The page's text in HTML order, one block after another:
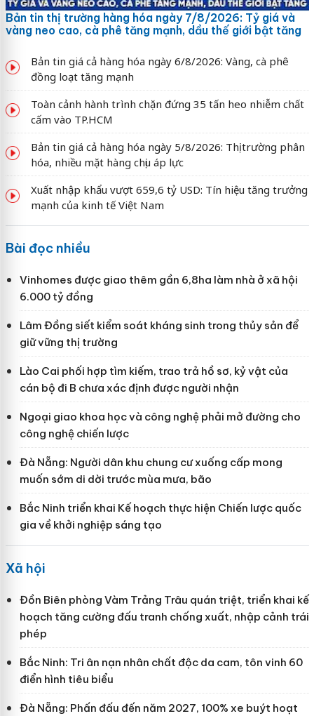
Bản tin thị trường hàng hóa ngày 7/8/2026: Tỷ giá và
vàng neo cao, cà phê tăng mạnh, dầu thế giới bật tăng
Bản tin giá cả hàng hóa ngày 6/8/2026: Vàng, cà phê
đồng loạt tăng mạnh
Toàn cảnh hành trình chặn đứng 35 tấn heo nhiễm chất
cấm vào TP.HCM
Bản tin giá cả hàng hóa ngày 5/8/2026: Thị trường phân
hóa, nhiều mặt hàng chịu áp lực
Xuất nhập khẩu vượt 659,6 tỷ USD: Tín hiệu tăng trưởng
mạnh của kinh tế Việt Nam
Bài đọc nhiều
Vinhomes được giao thêm gần 6,8ha làm nhà ở xã hội
6.000 tỷ đồng
Lâm Đồng siết kiểm soát kháng sinh trong thủy sản để
giữ vững thị trường
Lào Cai phối hợp tìm kiếm, trao trả hồ sơ, kỷ vật của
cán bộ đi B chưa xác định được người nhận
Ngoại giao khoa học và công nghệ phải mở đường cho
công nghệ chiến lược
Đà Nẵng: Người dân khu chung cư xuống cấp mong
muốn sớm di dời trước mùa mưa, bão
Bắc Ninh triển khai Kế hoạch thực hiện Chiến lược quốc
gia về khởi nghiệp sáng tạo
Xã hội
Đồn Biên phòng Vàm Trảng Trâu quán triệt, triển khai kế
hoạch tăng cường đấu tranh chống xuất, nhập cảnh trái
phép
Bắc Ninh: Tri ân nạn nhân chất độc da cam, tôn vinh 60
điển hình tiêu biểu
Đà Nẵng: Phấn đấu đến năm 2027, 100% xe buýt hoạt